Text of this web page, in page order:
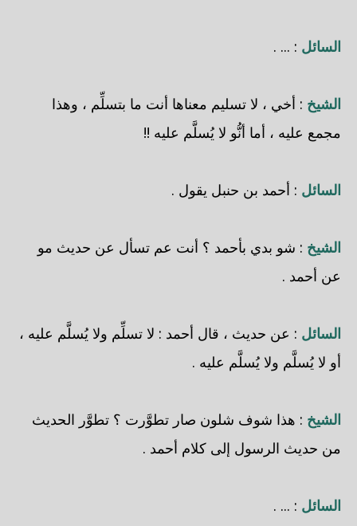
السائل : ... .
الشيخ : أخي ، لا تسليم معناها أنت ما بتسلِّم ، وهذا
مجمع عليه ، أما أنُّو لا يُسلَّم عليه !!
السائل : أحمد بن حنبل يقول .
الشيخ : شو بدي بأحمد ؟ أنت عم تسأل عن حديث مو
عن أحمد .
السائل : عن حديث ، قال أحمد : لا تسلِّم ولا يُسلَّم عليه ،
أو لا يُسلَّم ولا يُسلَّم عليه .
الشيخ : هذا شوف شلون صار تطوَّرت ؟ تطوَّر الحديث
من حديث الرسول إلى كلام أحمد .
السائل : ... .